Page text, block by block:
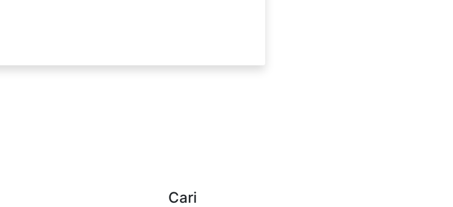
hubungi staf perpustakaan.
Cari